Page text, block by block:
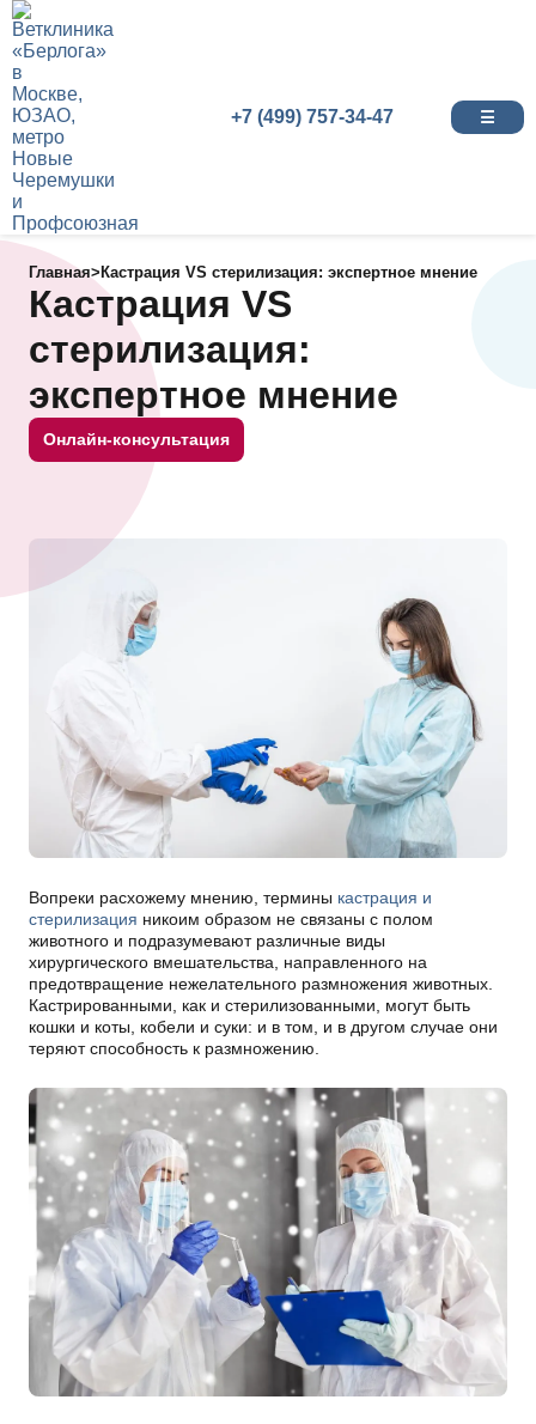
+7 (499) 757-34-47 ☰
Главная> Кастрация VS стерилизация: экспертное мнение
Кастрация VS
стерилизация:
экспертное мнение
Онлайн-консультация
Вопреки расхожему мнению, термины кастрация и
стерилизация никоим образом не связаны с полом
животного и подразумевают различные виды
хирургического вмешательства, направленного на
предотвращение нежелательного размножения животных.
Кастрированными, как и стерилизованными, могут быть
кошки и коты, кобели и суки: и в том, и в другом случае они
теряют способность к размножению.